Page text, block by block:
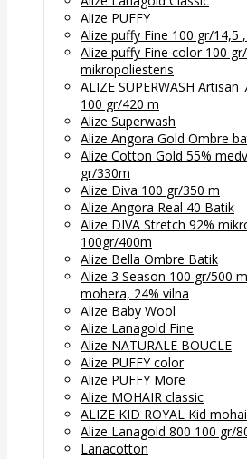
Alize PUFFY
Alize puffy Fine 100 gr/14,5
Alize puffy Fine color 100
mikropoliesteris
ALIZE SUPERWASH
100 gr/420 m
Alize Superwash
Alize Angora Gold Ombre
Alize Cotton Gold 55%
gr/330m
Alize Diva 100 gr/350 m
Alize Angora Real 40 Batik
Alize DIVA Stretch 92%
100gr/400m
Alize Bella Ombre Batik
Alize 3 Season 100 gr/500
mohera, 24% vilna
Alize Baby Wool
Alize Lanagold Fine
Alize NATURALE BOUCLE
Alize PUFFY color
Alize PUFFY More
Alize MOHAIR classic
ALIZE KID ROYAL Kid
Alize Lanagold 800 100 gr/
Lanacotton